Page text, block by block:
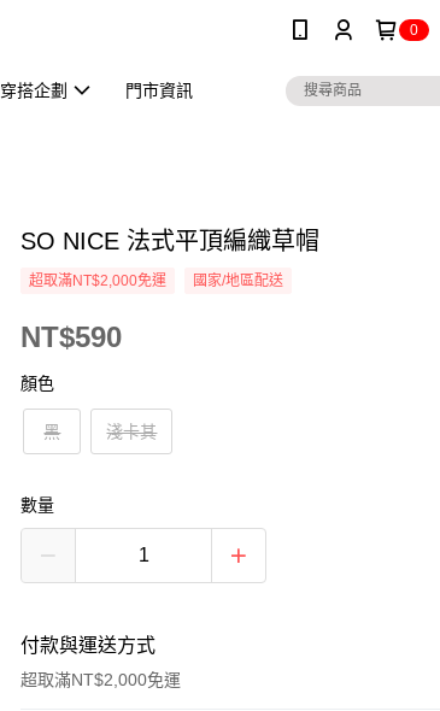
0
穿搭企劃 門市資訊
SO NICE 法式平頂編織草帽
超取滿NT$2,000免運 國家/地區配送
NT$590
顏色
黑 淺卡其
數量
付款與運送方式
超取滿NT$2,000免運